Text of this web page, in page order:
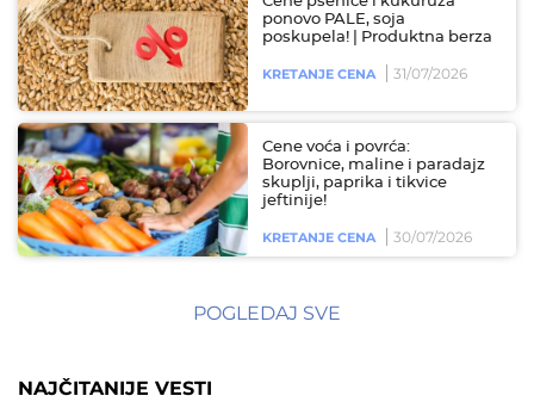
ponovo PALE, soja
poskupela! | Produktna berza
KRETANJE CENA 31/07/2026
Cene voća i povrća:
Borovnice, maline i paradajz
skuplji, paprika i tikvice
jeftinije!
KRETANJE CENA 30/07/2026
POGLEDAJ SVE
NAJČITANIJE VESTI